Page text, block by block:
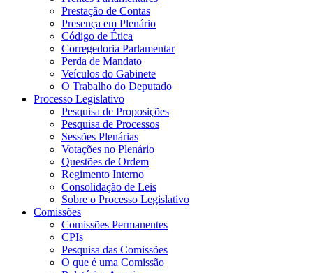
Prestação de Contas
Presença em Plenário
Código de Ética
Corregedoria Parlamentar
Perda de Mandato
Veículos do Gabinete
O Trabalho do Deputado
Processo Legislativo
Pesquisa de Proposições
Pesquisa de Processos
Sessões Plenárias
Votações no Plenário
Questões de Ordem
Regimento Interno
Consolidação de Leis
Sobre o Processo Legislativo
Comissões
Comissões Permanentes
CPIs
Pesquisa das Comissões
O que é uma Comissão